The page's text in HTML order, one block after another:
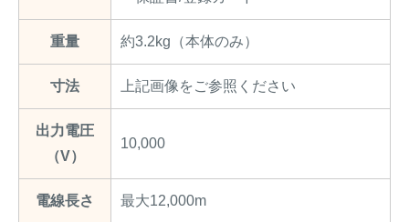
重量 約3.2kg（本体のみ）
寸法 上記画像をご参照ください
出力電圧
（V）
10,000
電線長さ 最大12,000m